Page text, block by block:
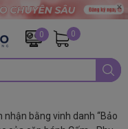
0 0
nhận bằng vinh danh “Bảo